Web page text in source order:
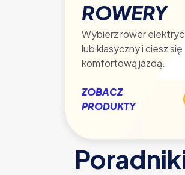
ROWERY
Wybierz rower
lub klasyczny i ciesz się
komfortową jazdą.
ZOBACZ
PRODUKTY